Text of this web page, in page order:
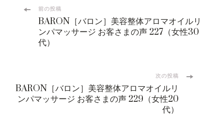
投
ビ
ゲ
前の投稿
BARON［バロン］美容整体アロマオイルリ
ンパマッサージ お客さまの声 227（女性30
代）
次の投稿
BARON［バロン］美容整体アロマオイルリ
ンパマッサージ お客さまの声 229（女性20
代）